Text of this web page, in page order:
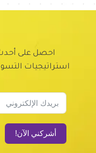
احصل على أحدث
استراتيجيات
أشركني الآن!